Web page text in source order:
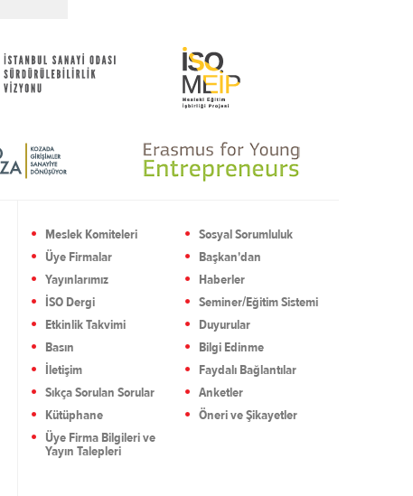
Meslek Komiteleri
Sosyal Sorumluluk
Üye Firmalar
Başkan'dan
Yayınlarımız
Haberler
İSO Dergi
Seminer/Eğitim Sistemi
Etkinlik Takvimi
Duyurular
Basın
Bilgi Edinme
İletişim
Faydalı Bağlantılar
Sıkça Sorulan Sorular
Anketler
Kütüphane
Öneri ve Şikayetler
Üye Firma Bilgileri ve
Yayın Talepleri